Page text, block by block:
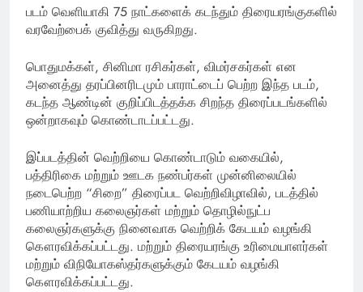
படம் வெளியாகி 75 நாட்களைக் கடந்தும் திரையரங்குகளில்
வரவேற்பைக் குவித்து வருகிறது.
பொதுமக்கள், சினிமா ரசிகர்கள், விமர்சகர்கள் என
அனைத்து தரப்பினரிடமும் பாராட்டைப் பெற்ற இந்த படம்,
கடந்த ஆண்டின் குறிப்பிடத்தக்க சிறந்த திரைப்படங்களில்
ஒன்றாகவும் கொண்டாடப்பட்டது.
இப்படத்தின் வெற்றியை கொண்டாடும் வகையில்,
பத்திரிகை மற்றும் ஊடக நண்பர்கள் முன்னிலையில்
நடைபெற்ற “சிறை” திரைப்பட வெற்றிவிழாவில், படத்தில்
பணியாற்றிய கலைஞர்கள் மற்றும் தொழில்நுட்ப
கலைஞர்களுக்கு நினைவாக வெற்றிக் கேடயம் வழங்கி
கௌரவிக்கப்பட்டது. மற்றும் திரையரங்கு உரிமையாளர்கள்
மற்றும் விநியோகஸ்தர்களுக்கும் கேடயம் வழங்கி
கௌரவிக்கப்பட்டது.